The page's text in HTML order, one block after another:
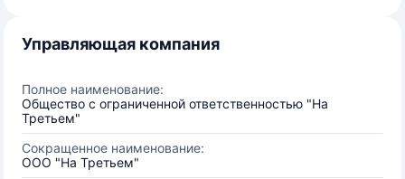
Управляющая компания
Полное наименование:
Общество с ограниченной ответственностью "На
Третьем"
Сокращенное наименование:
ООО "На Третьем"